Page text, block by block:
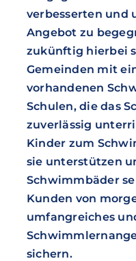
verbesserten und
Angebot zu
zukünftig hierbei
Gemeinden mit
vorhandenen
Schulen, die das
zuverlässig
Kinder zum
sie unterstützen
Schwimmbäder
Kunden von
umfangreiches
sichern.